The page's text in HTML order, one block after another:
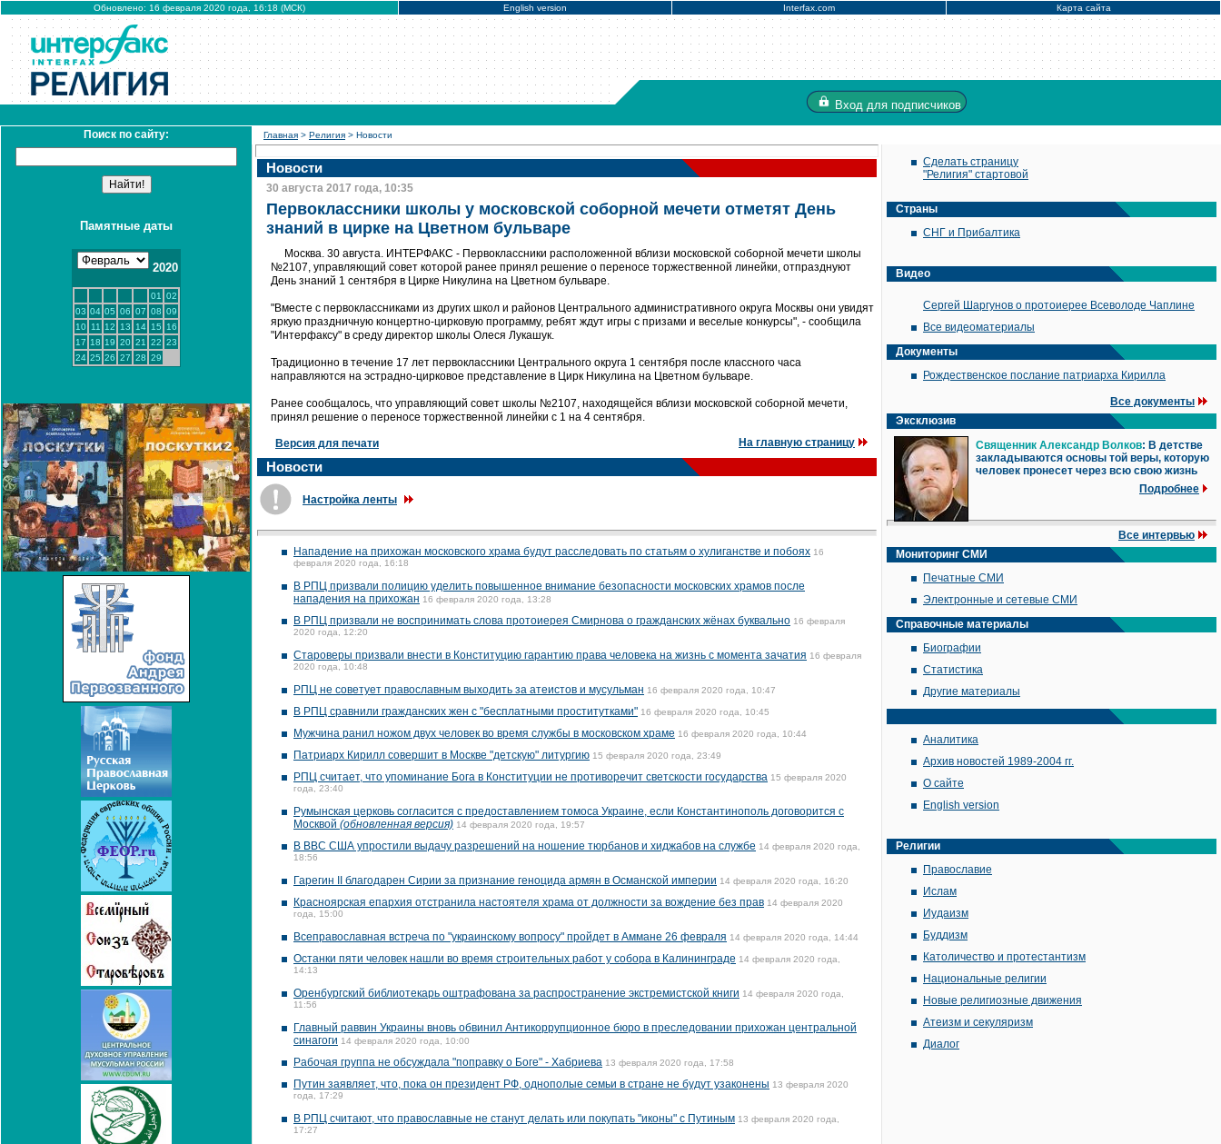
Обновлено: 16 февраля 2020 года, 16:18 (МСК) English version Interfax.com Карта сайта
Вход для подписчиков
Поиск по сайту:
Памятные даты
2020
01
02
03 04 05 06 07 08 09
10
11 12 13 14 15
16
17 18 19 20 21 22 23
24 25 26 27 28 29
Главная > Религия > Новости
Новости
30 августа 2017 года, 10:35
Первоклассники школы у московской соборной мечети отметят День
знаний в цирке на Цветном бульваре
Москва. 30 августа. ИНТЕРФАКС - Первоклассники расположенной вблизи московской соборной мечети школы
№2107, управляющий совет которой ранее принял решение о переносе торжественной линейки, отпразднуют
День знаний 1 сентября в Цирке Никулина на Цветном бульваре.
"Вместе с первоклассниками из других школ и районов Центрального административного округа Москвы они увидят
яркую праздничную концертно-цирковую программу, ребят ждут игры с призами и веселые конкурсы", - сообщила
"Интерфаксу" в среду директор школы Олеся Лукашук.
Традиционно в течение 17 лет первоклассники Центрального округа 1 сентября после классного часа
направляются на эстрадно-цирковое представление в Цирк Никулина на Цветном бульваре.
Ранее сообщалось, что управляющий совет школы №2107, находящейся вблизи московской соборной мечети,
принял решение о переносе торжественной линейки с 1 на 4 сентября.
Версия для печати На главную страницу
Новости
Настройка ленты
Нападение на прихожан московского храма будут расследовать по статьям о хулиганстве и побоях 16
февраля 2020 года, 16:18
В РПЦ призвали полицию уделить повышенное внимание безопасности московских храмов после
нападения на прихожан 16 февраля 2020 года, 13:28
В РПЦ призвали не воспринимать слова протоиерея Смирнова о гражданских жёнах буквально 16 февраля
2020 года, 12:20
Староверы призвали внести в Конституцию гарантию права человека на жизнь с момента зачатия 16 февраля
2020 года, 10:48
РПЦ не советует православным выходить за атеистов и мусульман 16 февраля 2020 года, 10:47
В РПЦ сравнили гражданских жен с "бесплатными проститутками" 16 февраля 2020 года, 10:45
Мужчина ранил ножом двух человек во время службы в московском храме 16 февраля 2020 года, 10:44
Патриарх Кирилл совершит в Москве "детскую" литургию 15 февраля 2020 года, 23:49
РПЦ считает, что упоминание Бога в Конституции не противоречит светскости государства 15 февраля 2020
года, 23:40
Румынская церковь согласится с предоставлением томоса Украине, если Константинополь договорится с
Москвой (обновленная версия) 14 февраля 2020 года, 19:57
В ВВС США упростили выдачу разрешений на ношение тюрбанов и хиджабов на службе 14 февраля 2020 года,
18:56
Гарегин II благодарен Сирии за признание геноцида армян в Османской империи 14 февраля 2020 года, 16:20
Красноярская епархия отстранила настоятеля храма от должности за вождение без прав 14 февраля 2020
года, 15:00
Всеправославная встреча по "украинскому вопросу" пройдет в Аммане 26 февраля 14 февраля 2020 года, 14:44
Останки пяти человек нашли во время строительных работ у собора в Калининграде 14 февраля 2020 года,
14:13
Оренбургский библиотекарь оштрафована за распространение экстремистской книги 14 февраля 2020 года,
11:56
Главный раввин Украины вновь обвинил Антикоррупционное бюро в преследовании прихожан центральной
синагоги 14 февраля 2020 года, 10:00
Рабочая группа не обсуждала "поправку о Боге" - Хабриева 13 февраля 2020 года, 17:58
Путин заявляет, что, пока он президент РФ, однополые семьи в стране не будут узаконены 13 февраля 2020
года, 17:29
В РПЦ считают, что православные не станут делать или покупать "иконы" с Путиным 13 февраля 2020 года,
17:27
Сделать страницу
"Религия" стартовой
Страны
СНГ и Прибалтика
Видео
Сергей Шаргунов о протоиерее Всеволоде Чаплине
Все видеоматериалы
Документы
Рождественское послание патриарха Кирилла
Все документы
Эксклюзив
Священник Александр Волков: В детстве
закладываются основы той веры, которую
человек пронесет через всю свою жизнь
Подробнее
Все интервью
Мониторинг СМИ
Печатные СМИ
Электронные и сетевые СМИ
Справочные материалы
Биографии
Статистика
Другие материалы
Аналитика
Архив новостей 1989-2004 гг.
О сайте
English version
Религии
Православие
Ислам
Иудаизм
Буддизм
Католичество и протестантизм
Национальные религии
Новые религиозные движения
Атеизм и секуляризм
Диалог